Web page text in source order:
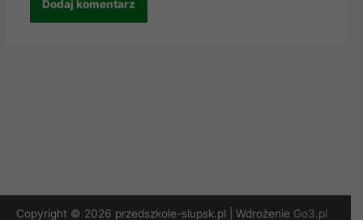
Copyright © 2026 przedszkole-slupsk.pl | Wdrożenie Go3.pl